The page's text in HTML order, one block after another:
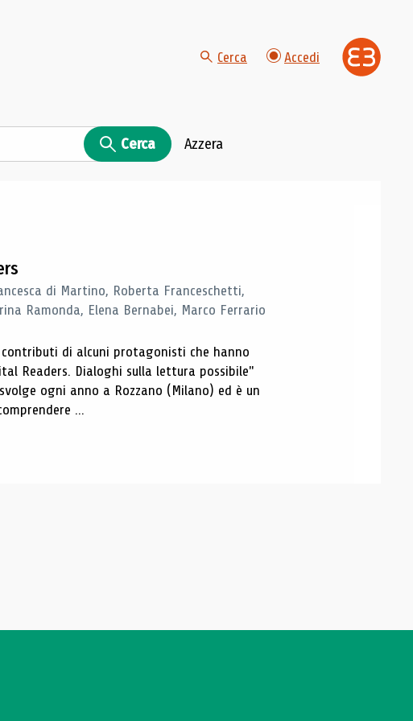
Cerca Accedi
Cerca Azzera
di Martino, Roberta Franceschetti,
Ramonda, Elena Bernabei, Marco Ferrario
di alcuni protagonisti che hanno
Readers. Dialoghi sulla lettura possibile"
ogni anno a Rozzano (Milano) ed è un
...